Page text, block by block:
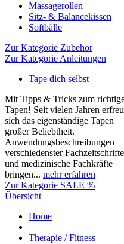
Massagerollen
Sitz- & Balancekissen
Softbälle
Zur Kategorie Zubehör
Zur Kategorie Anleitungen
Tape dich selbst
Mit Tipps & Tricks zum
Tapen! Seit vielen Jahren
sich das eigenständige Tapen
großer Beliebtheit.
Anwendungsbeschreibungen
verschiedenster
und medizinische Fachkräfte
bringen... mehr erfahren
Zur Kategorie SALE %
Übersicht
Home
Therapie / Fitness